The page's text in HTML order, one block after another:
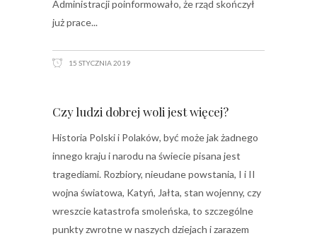
Administracji poinformowało, że rząd skończył
już prace
15 STYCZNIA 2019
Czy ludzi dobrej woli jest więcej?
Historia Polski i Polaków, być może jak żadnego
innego kraju i narodu na świecie pisana jest
tragediami. Rozbiory, nieudane powstania, I i II
wojna światowa, Katyń, Jałta, stan wojenny, czy
wreszcie katastrofa smoleńska, to szczególne
punkty zwrotne w naszych dziejach i zarazem